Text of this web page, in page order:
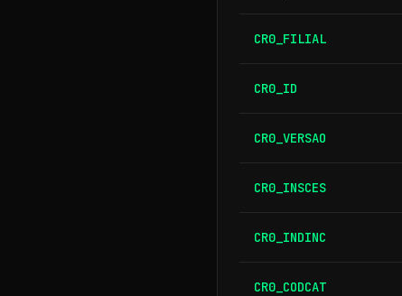
CR0_FILIAL
CR0_ID
CR0_VERSAO
CR0_INSCES
CR0_INDINC
CR0_CODCAT